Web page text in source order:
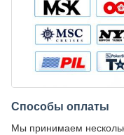
Способы оплаты
Мы принимаем